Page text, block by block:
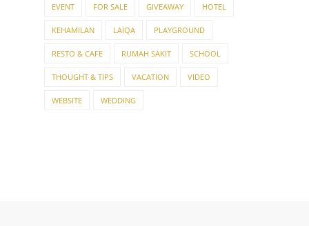
EVENT FOR SALE GIVEAWAY HOTEL
KEHAMILAN LAIQA PLAYGROUND
RESTO & CAFE RUMAH SAKIT SCHOOL
THOUGHT & TIPS VACATION VIDEO
WEBSITE WEDDING